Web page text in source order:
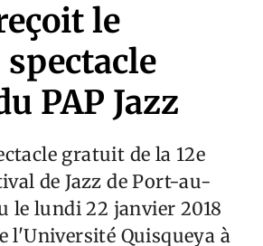
le
PAP Jazz
gratuit de la 12e
de Jazz de Port-au-
le lundi 22 janvier 2018
l'Université Quisqueya à